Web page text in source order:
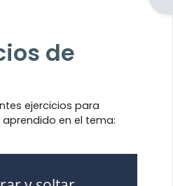
de
ejercicios para
en el tema: